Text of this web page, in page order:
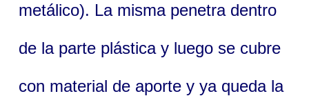
metálico). La misma penetra dentro
de la parte plástica y luego se cubre
con material de aporte y ya queda la